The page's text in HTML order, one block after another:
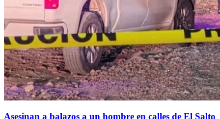
Asesinan a balazos a un hombre en calles de El Salto